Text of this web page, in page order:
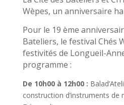
Wèpes, un anniversaire
Pour le 19 ème
Bateliers, le festival Chés
festivités de Longueil-
programme :
De 10h00 à 12h00 :
construction d’instruments de